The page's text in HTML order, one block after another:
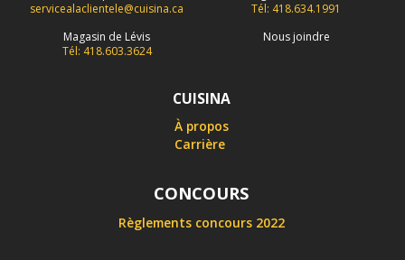
servicealaclientele@cuisina.ca
Tél: 418.634.1991
Magasin de Lévis
Tél: 418.603.3624
Nous joindre
CUISINA
À propos
Carrière
CONCOURS
Règlements concours 2022